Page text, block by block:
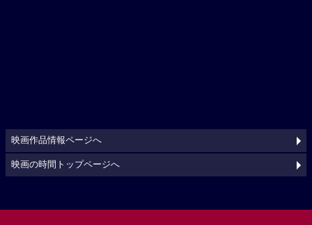
映画作品情報ページへ
映画の時間トップページへ